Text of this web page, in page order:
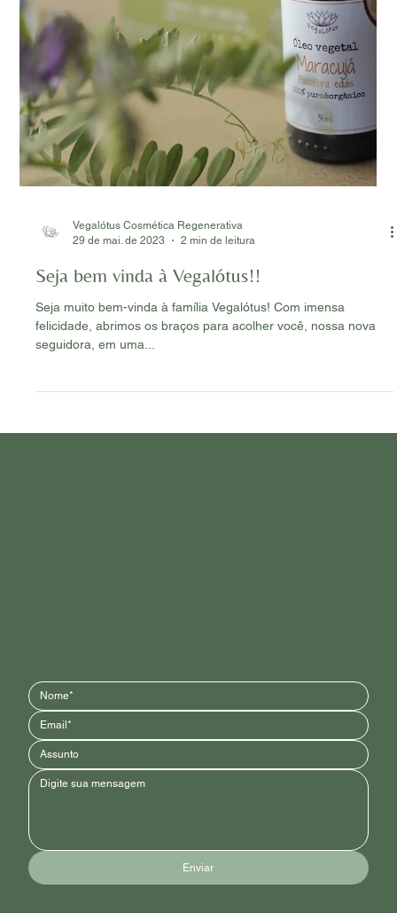
5 de jul. de 2023
3 min de leitura
Não somos só mais uma marca de cosméticos
naturais...
A Vegalótus é uma marca vegana com o propósito de
incentivar uma vida mais consciente através de práticas que
incentivem autocuidado e...
29 de mai. de 2023
2 min de leitura
Seja bem vinda à Vegalótus!!
Seja muito bem-vinda à família Vegalótus! Com imensa